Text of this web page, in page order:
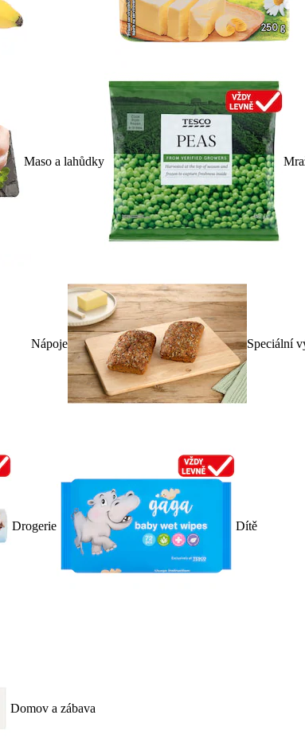
Maso a lahůdky
Nápoje Speciální
Drogerie Dítě
Domov a zábava